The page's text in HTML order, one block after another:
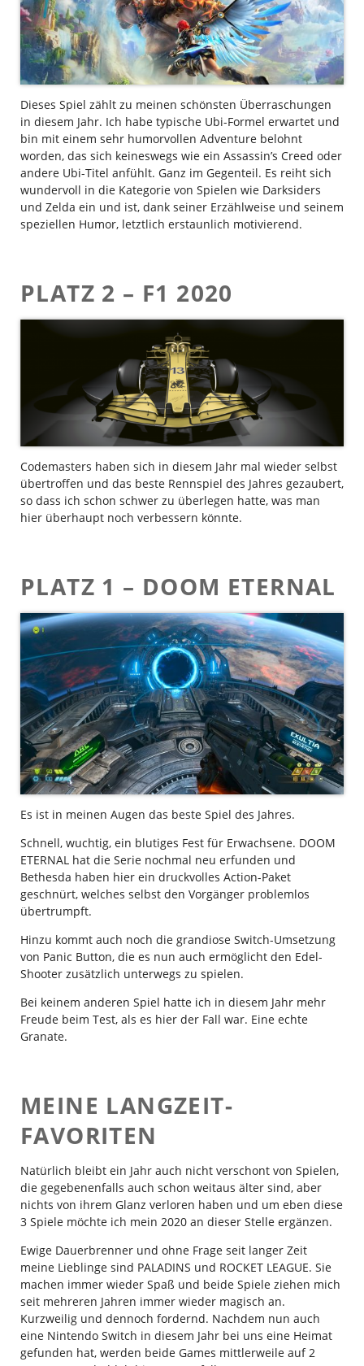
Dieses Spiel zählt zu meinen schönsten Überraschungen
in diesem Jahr. Ich habe typische Ubi-Formel erwartet und
bin mit einem sehr humorvollen Adventure belohnt
worden, das sich keineswegs wie ein Assassin’s Creed oder
andere Ubi-Titel anfühlt. Ganz im Gegenteil. Es reiht sich
wundervoll in die Kategorie von Spielen wie Darksiders
und Zelda ein und ist, dank seiner Erzählweise und seinem
speziellen Humor, letztlich erstaunlich motivierend.
PLATZ 2 – F1 2020
Codemasters haben sich in diesem Jahr mal wieder selbst
übertroffen und das beste Rennspiel des Jahres gezaubert,
so dass ich schon schwer zu überlegen hatte, was man
hier überhaupt noch verbessern könnte.
PLATZ 1 – DOOM ETERNAL
Es ist in meinen Augen das beste Spiel des Jahres.
Schnell, wuchtig, ein blutiges Fest für Erwachsene. DOOM
ETERNAL hat die Serie nochmal neu erfunden und
Bethesda haben hier ein druckvolles Action-Paket
geschnürt, welches selbst den Vorgänger problemlos
übertrumpft.
Hinzu kommt auch noch die grandiose Switch-Umsetzung
von Panic Button, die es nun auch ermöglicht den Edel-
Shooter zusätzlich unterwegs zu spielen.
Bei keinem anderen Spiel hatte ich in diesem Jahr mehr
Freude beim Test, als es hier der Fall war. Eine echte
Granate.
MEINE LANGZEIT-
FAVORITEN
Natürlich bleibt ein Jahr auch nicht verschont von Spielen,
die gegebenenfalls auch schon weitaus älter sind, aber
nichts von ihrem Glanz verloren haben und um eben diese
3 Spiele möchte ich mein 2020 an dieser Stelle ergänzen.
Ewige Dauerbrenner und ohne Frage seit langer Zeit
meine Lieblinge sind PALADINS und ROCKET LEAGUE. Sie
machen immer wieder Spaß und beide Spiele ziehen mich
seit mehreren Jahren immer wieder magisch an.
Kurzweilig und dennoch fordernd. Nachdem nun auch
eine Nintendo Switch in diesem Jahr bei uns eine Heimat
gefunden hat, werden beide Games mittlerweile auf 2